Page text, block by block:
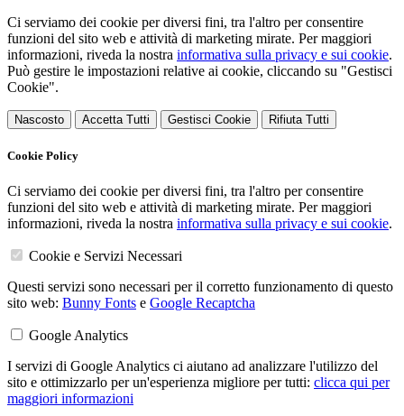
Ci serviamo dei cookie per diversi fini, tra l'altro per consentire
funzioni del sito web e attività di marketing mirate. Per maggiori
informazioni, riveda la nostra informativa sulla privacy e sui cookie.
Può gestire le impostazioni relative ai cookie, cliccando su "Gestisci
Cookie".
Nascosto Accetta Tutti Gestisci Cookie Rifiuta Tutti
Cookie Policy
Ci serviamo dei cookie per diversi fini, tra l'altro per consentire
funzioni del sito web e attività di marketing mirate. Per maggiori
informazioni, riveda la nostra informativa sulla privacy e sui cookie.
Cookie e Servizi Necessari
Questi servizi sono necessari per il corretto funzionamento di questo
sito web: Bunny Fonts e Google Recaptcha
Google Analytics
I servizi di Google Analytics ci aiutano ad analizzare l'utilizzo del
sito e ottimizzarlo per un'esperienza migliore per tutti: clicca qui per
maggiori informazioni